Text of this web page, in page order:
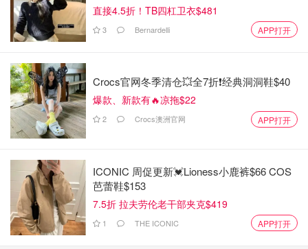
直接4.5折！TB四杠卫衣$481
3 Bernardelli APP打开
Crocs官网冬季清仓💥全7折❗经典洞洞鞋$40
爆款、新款有🔥凉拖$22
2 Crocs澳洲官网 APP打开
ICONIC 周促更新💓Lioness小鹿裤$66 COS
芭蕾鞋$153
7.5折 拉夫劳伦老干部夹克$419
1 THE ICONIC APP打开